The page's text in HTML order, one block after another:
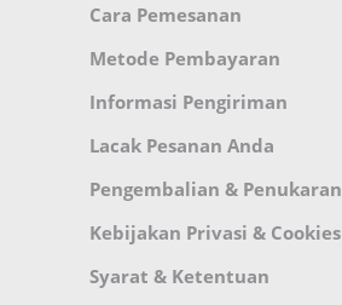
Cara Pemesanan
Metode Pembayaran
Informasi Pengiriman
Lacak Pesanan Anda
Pengembalian & Penukaran
Kebijakan Privasi & Cookies
Syarat & Ketentuan